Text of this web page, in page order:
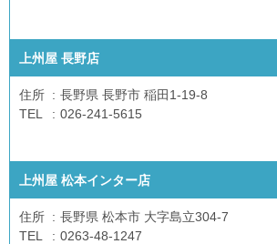
上州屋 長野店
住所
長野県 長野市 稲田1-19-8
TEL
026-241-5615
上州屋 松本インター店
住所
長野県 松本市 大字島立304-7
TEL
0263-48-1247